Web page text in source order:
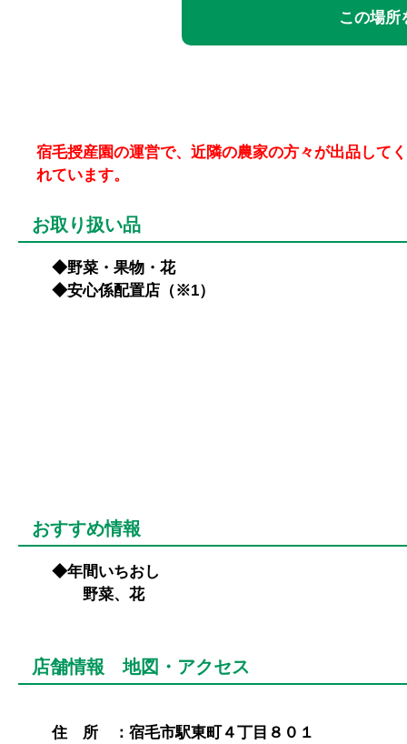
この場所
宿毛授産園の運営で、近隣の農家の方々が出品してく
れています。
お取り扱い品
◆野菜・果物・花
◆安心係配置店（※1）
おすすめ情報
◆年間いちおし
野菜、花
店舗情報 地図・アクセス
住 所 ：宿毛市駅東町４丁目８０１